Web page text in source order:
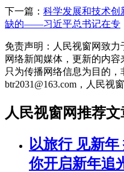
下一篇： 科学发展和技术创
缺的——习近平总书记在专
免责声明：人民视窗网致
网络新闻媒体，更新的内容
只为传播网络信息为目的
btr2031@163.com，人民视
人民视窗网推荐文
以旅行 见新
你开启新年追